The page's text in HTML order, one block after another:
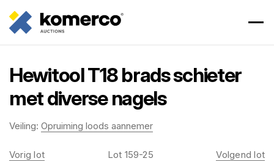
Hewitool T18 brads schieter
met diverse nagels
Veiling: Opruiming loods aannemer
Vorig lot Lot 159-25 Volgend lot